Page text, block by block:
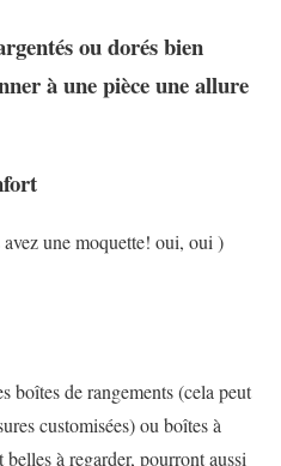
ou dorés bien
à une pièce une allure
une moquette! oui, oui )
boîtes de rangements (cela peut
customisées) ou boîtes à
à regarder, pourront aussi